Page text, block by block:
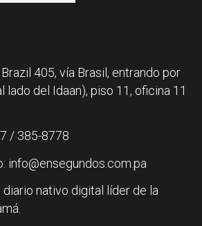
405, vía Brasil, entrando por
lado del Idaan), piso 11, oficina 11
/ 385-8778
info@ensegundos.com.pa
diario nativo digital líder de la